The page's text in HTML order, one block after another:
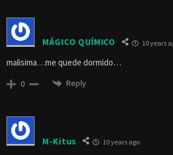
MÁGICO QUÍMICO 10 years
malisima…me quede dormido…
0 Reply
M-Kitus 10 years ago